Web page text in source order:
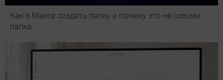
Как в Максе создать папку и почему это не совсем
папка